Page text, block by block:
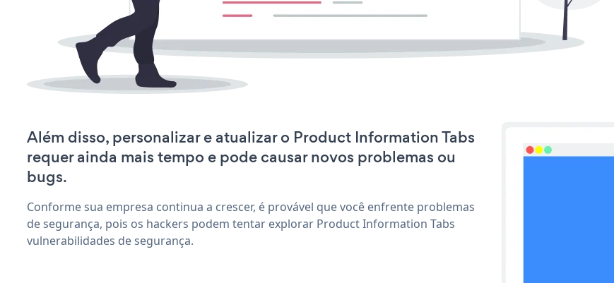
Além disso, personalizar e atualizar o Product Information Tabs
requer ainda mais tempo e pode causar novos problemas ou
bugs.
Conforme sua empresa continua a crescer, é provável que você enfrente problemas
de segurança, pois os hackers podem tentar explorar Product Information Tabs
vulnerabilidades de segurança.